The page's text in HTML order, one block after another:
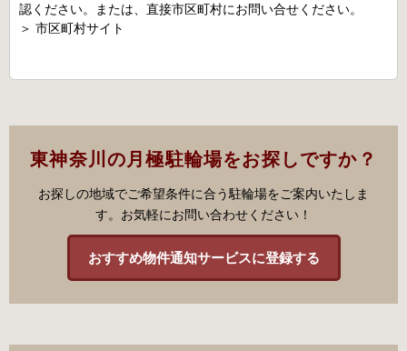
認ください。または、直接市区町村にお問い合せください。
＞ 市区町村サイト
東神奈川の月極駐輪場をお探しですか？
お探しの地域でご希望条件に合う駐輪場をご案内いたしま
す。お気軽にお問い合わせください！
おすすめ物件通知サービスに登録する